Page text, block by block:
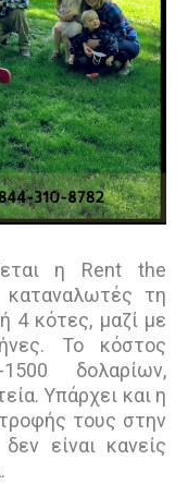
η Rent the
τη
4 κότες, μαζί με
Το κόστος
δολαρίων,
Υπάρχει και η
τους στην
είναι κανείς